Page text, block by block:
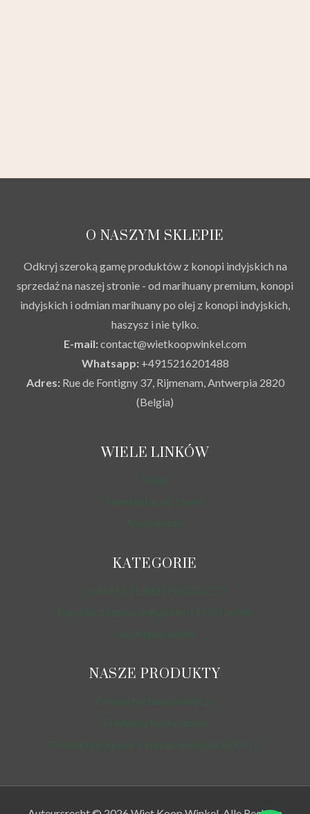
O NASZYM SKLEPIE
Odkryj szeroką gamę produktów z konopi indyjskich na
sprzedaż na naszej stronie - od marihuany premium, konopi
indyjskich i odmian marihuany po olej z konopi indyjskich,
haszysz i nie tylko.
E-mail:contact@wietkoopwinkel.com
Whatsapp:+4915216201488
Adres:Rue de Fontigny 37, Rijmenam, Antwerpia 2820
(Belgia)
WIELE LINKÓW
KATEGORIE
NASZE PRODUKTY